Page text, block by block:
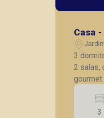
Casa
3
2 salas,
gourmet
3